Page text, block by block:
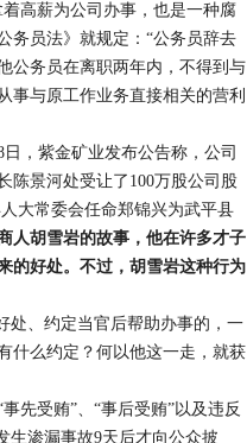
高薪为公司办事，也是一种腐
务员法》就规定：“公务员辞去
公务员在离职两年内，不得到与
事与原工作业务直接相关的营利
，紫金矿业发布公告称，公司
陈景河处受让了100万股公司股
大常委会任命郑锦兴为武平县
人胡雪岩的故事，他在许多才子
的好处。不过，胡雪岩这种行为
、约定当官后帮助办事的，一
什么约定？何以他这一走，就获
受贿”、“事后受贿”以及违反
生渗漏事故9天后才向公众披